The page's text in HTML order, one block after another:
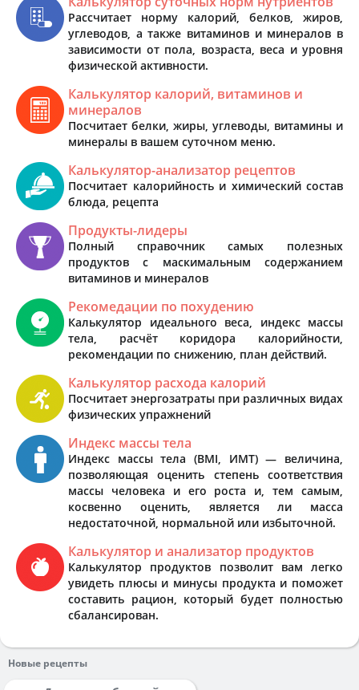
Рассчитает норму калорий, белков, жиров,
углеводов, а также витаминов и минералов в
зависимости от пола, возраста, веса и уровня
физической активности.
Калькулятор калорий, витаминов и
минералов
Посчитает белки, жиры, углеводы, витамины и
минералы в вашем суточном меню.
Калькулятор-анализатор рецептов
Посчитает калорийность и химический состав
блюда, рецепта
Продукты-лидеры
Полный справочник самых полезных
продуктов с маскимальным содержанием
витаминов и минералов
Рекомедации по похудению
Калькулятор идеального веса, индекс массы
тела, расчёт коридора калорийности,
рекомендации по снижению, план действий.
Калькулятор расхода калорий
Посчитает энергозатраты при различных видах
физических упражнений
Индекс массы тела
Индекс массы тела (BMI, ИМТ) — величина,
позволяющая оценить степень соответствия
массы человека и его роста и, тем самым,
косвенно оценить, является ли масса
недостаточной, нормальной или избыточной.
Калькулятор и анализатор продуктов
Калькулятор продуктов позволит вам легко
увидеть плюсы и минусы продукта и поможет
составить рацион, который будет полностью
сбалансирован.
Новые рецепты